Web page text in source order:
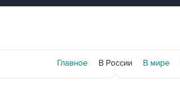
Главное В России В мире